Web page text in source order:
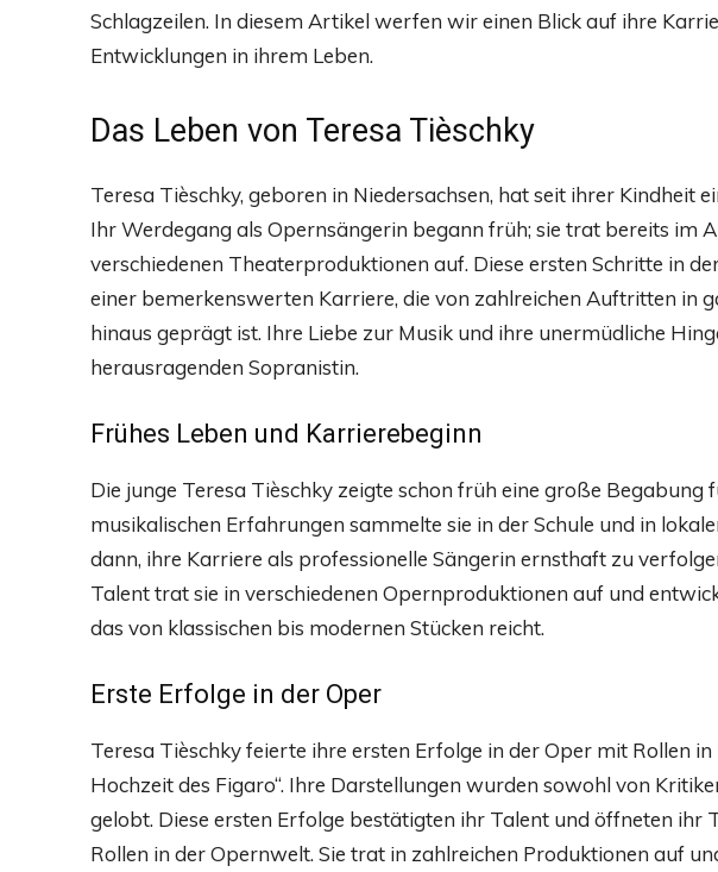
Schlagzeilen. In diesem Artikel werfen wir einen Blick auf ihre
Entwicklungen in ihrem Leben.
Das Leben von Teresa Tièschky
Teresa Tièschky, geboren in Niedersachsen, hat seit ihrer Kindheit
Ihr Werdegang als Opernsängerin begann früh; sie trat bereits im
verschiedenen Theaterproduktionen auf. Diese ersten Schritte in
einer bemerkenswerten Karriere, die von zahlreichen Auftritten in
hinaus geprägt ist. Ihre Liebe zur Musik und ihre unermüdliche
herausragenden Sopranistin.
Frühes Leben und Karrierebeginn
Die junge Teresa Tièschky zeigte schon früh eine große Begabung
musikalischen Erfahrungen sammelte sie in der Schule und in
dann, ihre Karriere als professionelle Sängerin ernsthaft zu
Talent trat sie in verschiedenen Opernproduktionen auf und
das von klassischen bis modernen Stücken reicht.
Erste Erfolge in der Oper
Teresa Tièschky feierte ihre ersten Erfolge in der Oper mit Rollen
Hochzeit des Figaro“. Ihre Darstellungen wurden sowohl von
gelobt. Diese ersten Erfolge bestätigten ihr Talent und öffneten ihr
Rollen in der Opernwelt. Sie trat in zahlreichen Produktionen auf